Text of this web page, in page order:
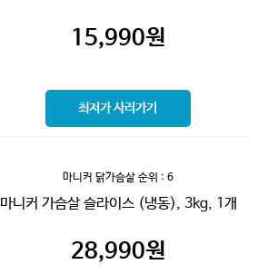
15,990원
최저가 사러가기
마니커 닭가슴살 순위 : 6
마니커 가슴살 슬라이스 (냉동), 3kg, 1개
28,990원